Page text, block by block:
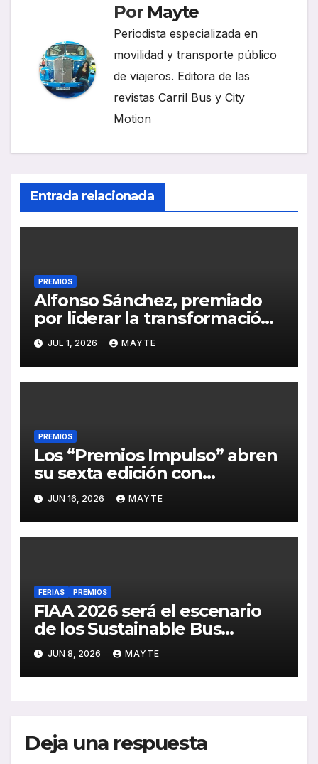
Por Mayte
Periodista especializada en
movilidad y transporte público
de viajeros. Editora de las
revistas Carril Bus y City
Motion
Entrada relacionada
PREMIOS
Alfonso Sánchez, premiado
por liderar la transformación
digital y sostenible de EMT
Madrid
JUL 1, 2026 MAYTE
PREMIOS
Los “Premios Impulso” abren
su sexta edición con
oportunidades para
operadores de autobús y
empresas de movilidad
JUN 16, 2026 MAYTE
FERIAS PREMIOS
FIAA 2026 será el escenario
de los Sustainable Bus
Awards 2027
JUN 8, 2026 MAYTE
Deja una respuesta